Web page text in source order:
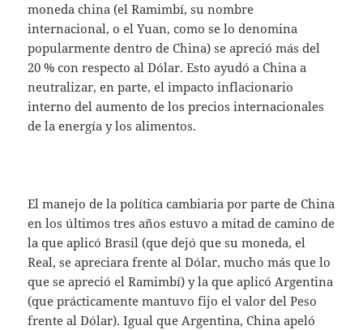
moneda china (el Ramimbí, su nombre
internacional, o el Yuan, como se lo denomina
popularmente dentro de China) se apreció más del
20 % con respecto al Dólar. Esto ayudó a China a
neutralizar, en parte, el impacto inflacionario
interno del aumento de los precios internacionales
de la energía y los alimentos.
El manejo de la política cambiaria por parte de China
en los últimos tres años estuvo a mitad de camino de
la que aplicó Brasil (que dejó que su moneda, el
Real, se apreciara frente al Dólar, mucho más que lo
que se apreció el Ramimbí) y la que aplicó Argentina
(que prácticamente mantuvo fijo el valor del Peso
frente al Dólar). Igual que Argentina, China apeló